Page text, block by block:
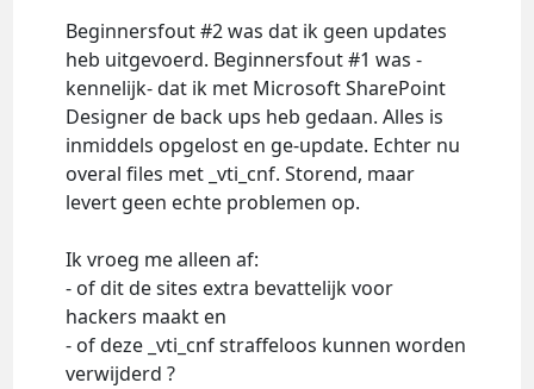
Beginnersfout #2 was dat ik geen updates
heb uitgevoerd. Beginnersfout #1 was -
kennelijk- dat ik met Microsoft SharePoint
Designer de back ups heb gedaan. Alles is
inmiddels opgelost en ge-update. Echter nu
overal files met _vti_cnf. Storend, maar
levert geen echte problemen op.
Ik vroeg me alleen af:
- of dit de sites extra bevattelijk voor
hackers maakt en
- of deze _vti_cnf straffeloos kunnen worden
verwijderd ?